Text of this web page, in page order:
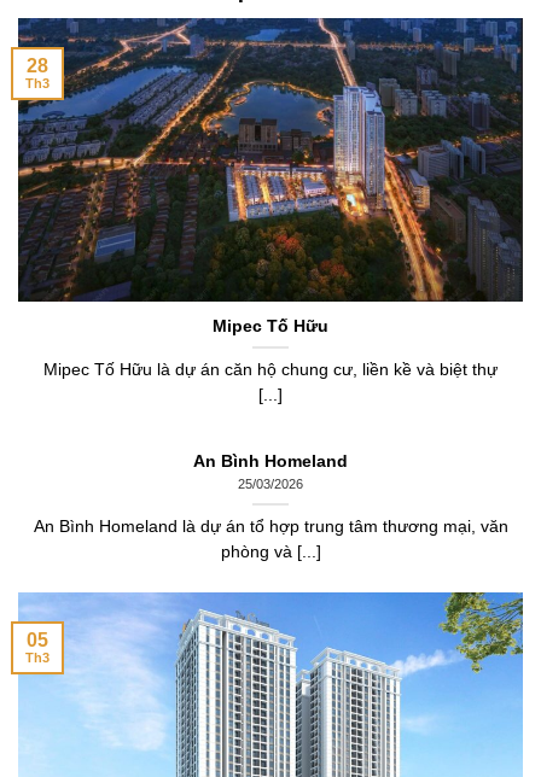
Mipec Tố Hữu
Mipec Tố Hữu là dự án căn hộ chung cư, liền kề và biệt thự
[...]
28
Th3
An Bình Homeland
25/03/2026
An Bình Homeland là dự án tổ hợp trung tâm thương mại, văn
phòng và [...]
05
Th3